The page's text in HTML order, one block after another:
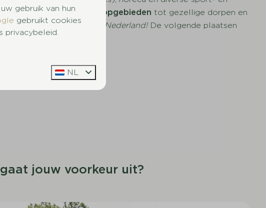
bossen en hondenlosloopgebieden tot gezellige dorpen en
campings met hond in Nederland!De volgende plaatsen
jouw voorkeur uit?
gebruik van hun
gebruikt cookies
NL